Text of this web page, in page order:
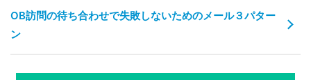
OB訪問の待ち合わせで失敗しないためのメール３パター
ン